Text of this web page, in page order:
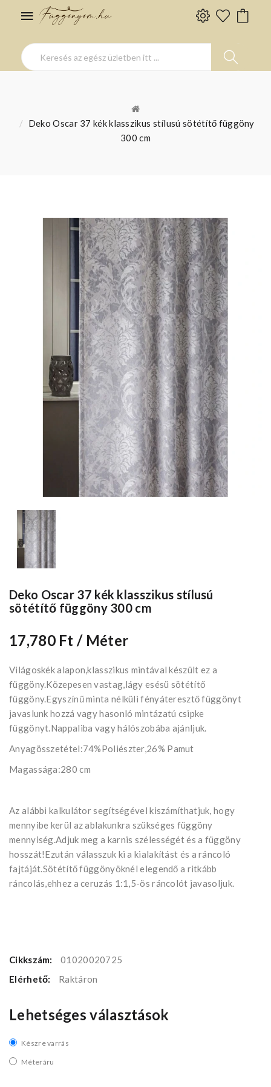
Deko Oscar 37 kék klasszikus stílusú sötétítő függöny
300 cm
Deko Oscar 37 kék klasszikus stílusú
sötétítő függöny 300 cm
17,780 Ft/ Méter
Világoskék alapon,klasszikus mintával készült ez a
függöny.Közepesen vastag,lágy esésü sötétítő
függöny.Egyszínű minta nélküli fényáteresztő függönyt
javaslunk hozzá vagy hasonló mintázatú csipke
függönyt.Nappaliba vagy hálószobába ajánljuk.
Anyagösszetétel:74%Poliészter,26% Pamut
Magassága:280 cm
Az alábbi kalkulátor segítségével kiszámíthatjuk, hogy
mennyibe kerül az ablakunkra szükséges függöny
mennyiség.Adjuk meg a karnis szélességét és a függöny
hosszát!Ezután válasszuk ki a kialakítást és a ráncoló
fajtáját.Sötétítő függönyöknél elegendő a ritkább
ráncolás,ehhez a ceruzás 1:1,5-ös ráncolót javasoljuk.
Cikkszám:
01020020725
Elérhető:
Raktáron
Lehetséges választások
Készre varrás
Méteráru